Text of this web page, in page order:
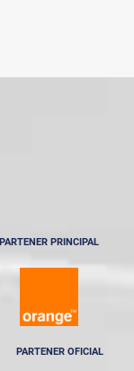
PARTENER PRINCIPAL
PARTENER OFICIAL